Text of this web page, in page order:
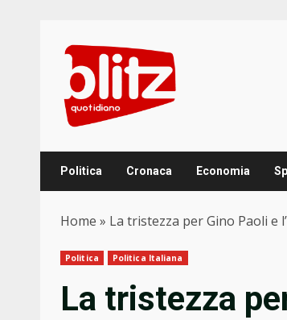
content
Politica Cronaca Economia
Home » La tristezza per Gino Paoli e
Politica Politica Italiana
La tristezza